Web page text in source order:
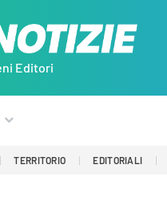
Editori
TERRITORIO EDITORIALI